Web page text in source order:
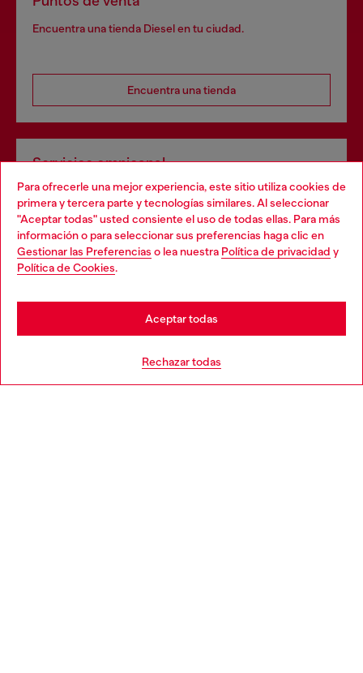
Para ofrecerle una mejor experiencia, este sitio utiliza cookies de
primera y tercera parte y tecnologías similares. Al seleccionar
"Aceptar todas" usted consiente el uso de todas ellas. Para más
información o para seleccionar sus preferencias haga clic en
Gestionar las Preferencias o lea nuestra Política de privacidad y
Política de Cookies.
Rechazar todas
Aceptar todas
Encuentra una tienda Diesel en tu ciudad.
Encuentra una tienda
Servicios omnicanal
Descubre todos nuestros servicios, tanto en línea como
en la tienda.
Choose your location
You are currently browsing España website, but it seems you
may be based in United States